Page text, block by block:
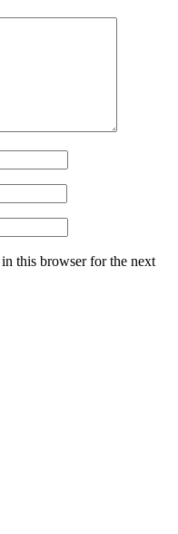
this browser for the next